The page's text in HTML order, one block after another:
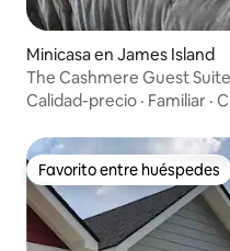
Minicasa en James Island
The Cashmere Guest Suite
Calidad-precio · Familiar ·
Favorito entre huéspedes
Favorito entre huéspedes